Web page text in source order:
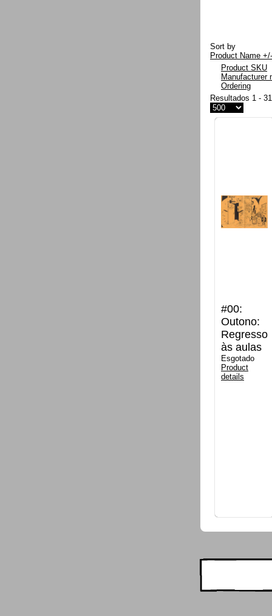
Sort by
Product Name +/-
Product SKU
Manufacturer
Ordering
Resultados 1 -
#00:
Outono:
Regresso
às aulas
Esgotado
Product
details